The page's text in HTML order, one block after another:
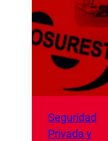
Seguridad
Privada y